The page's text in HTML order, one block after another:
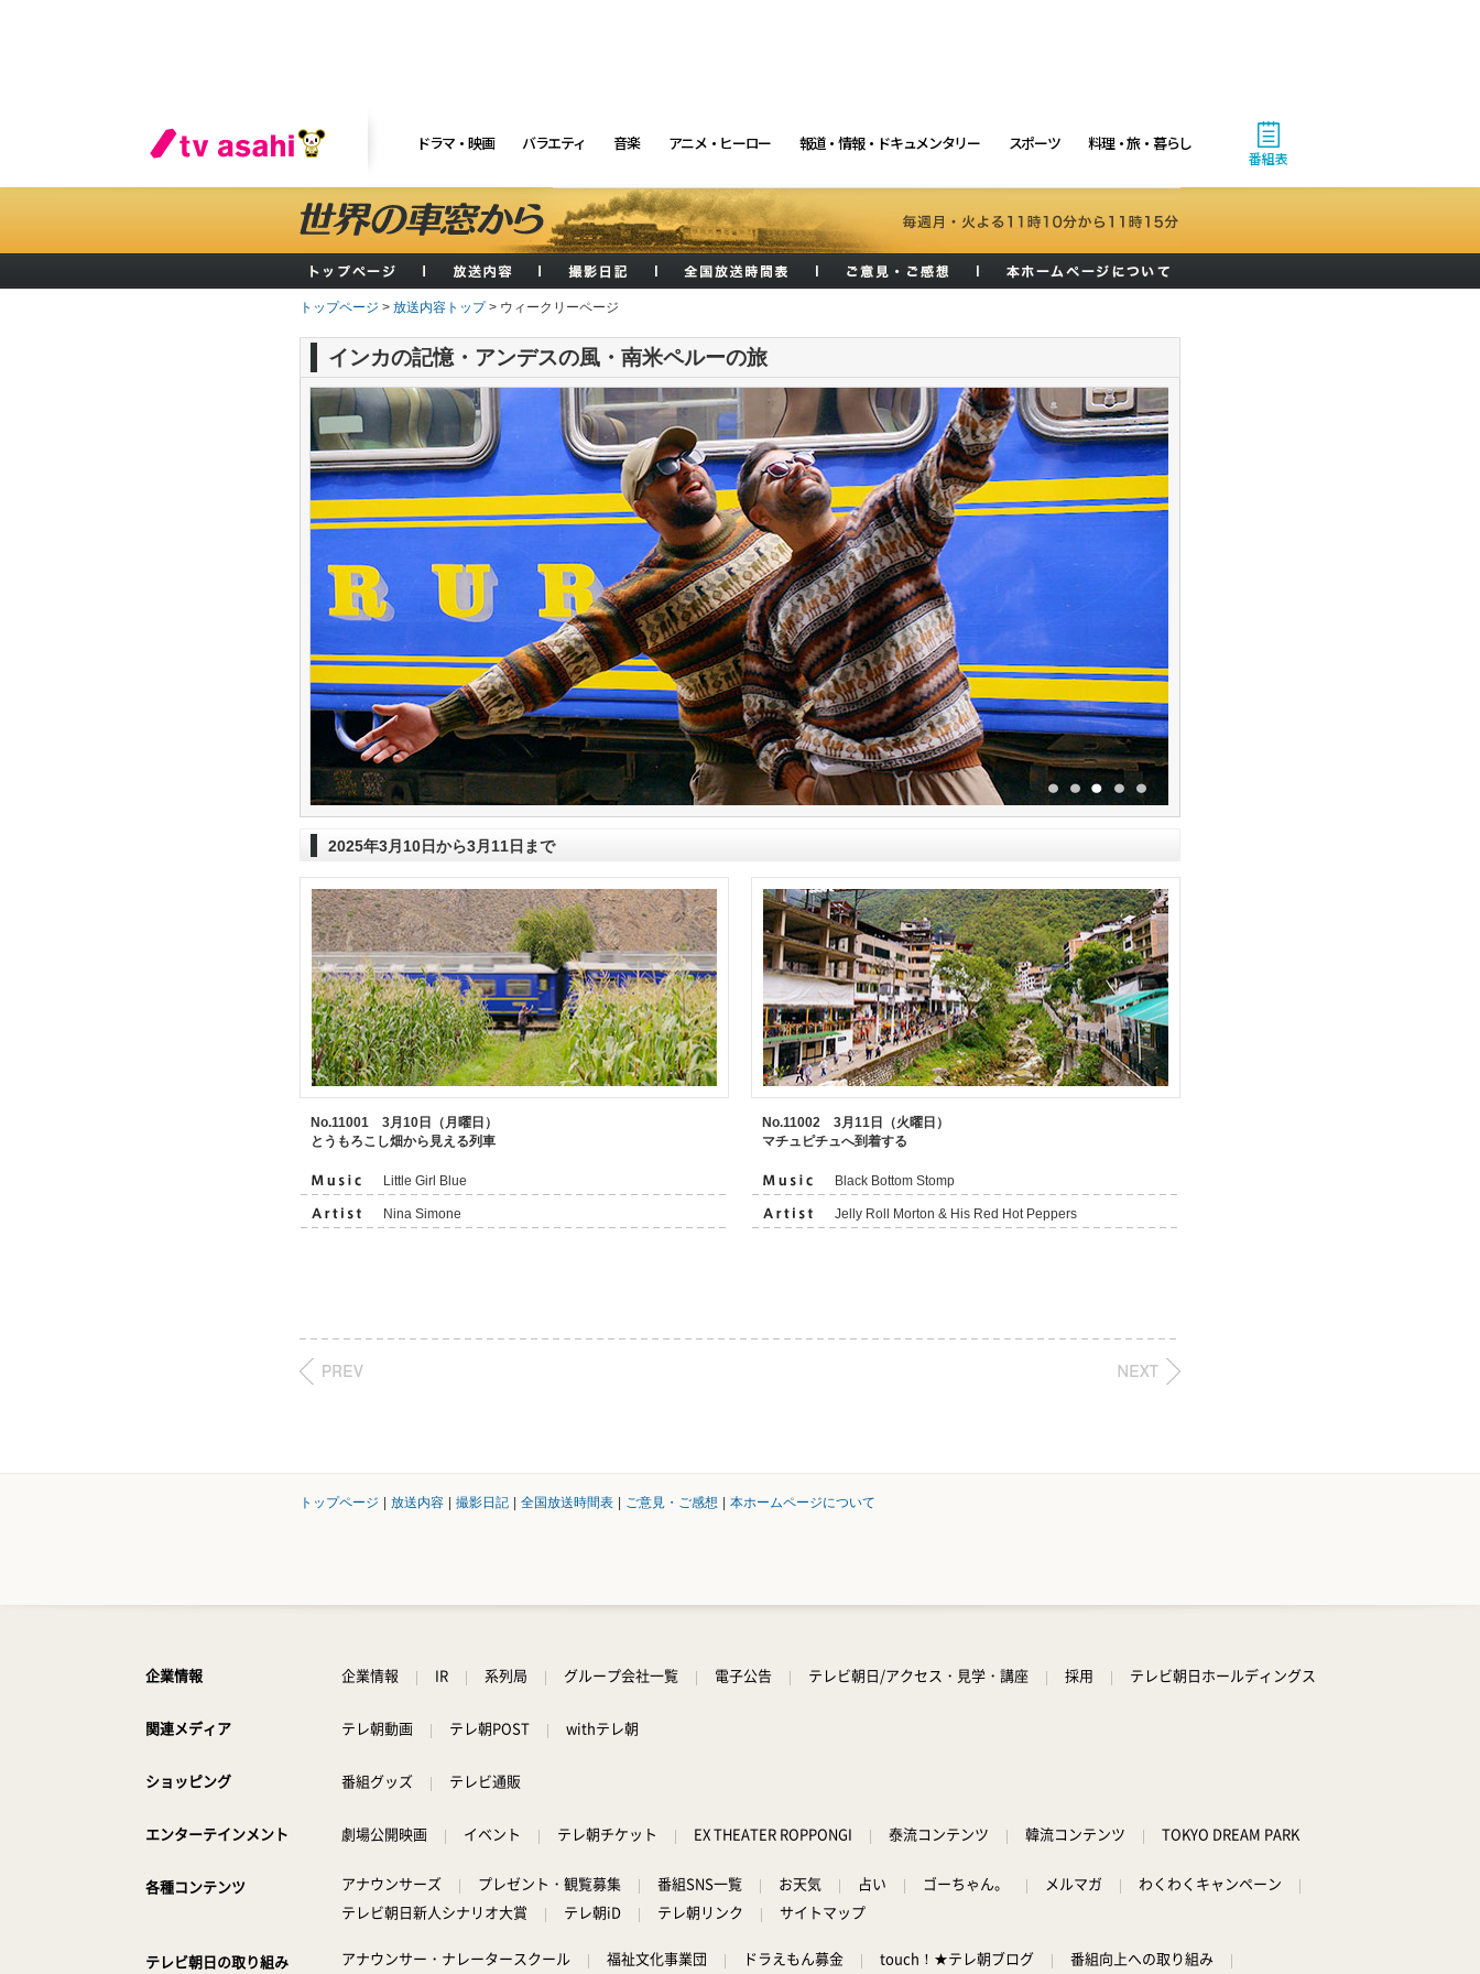
ドラマ・映画 バラエティ 音楽 アニメ・ヒーロー 報道・情報・ドキュメンタリー スポーツ 料理・旅・暮らし
番組表
トップページ > 放送内容トップ> ウィークリーページ
インカの記憶・アンデスの風・南米ペルーの旅
2025年3月10日から3月11日まで
No.11001 3月10日（月曜日）
とうもろこし畑から見える列車
Little Girl Blue
Nina Simone
No.11002 3月11日（火曜日）
マチュピチュへ到着する
Black Bottom Stomp
Jelly Roll Morton & His Red Hot Peppers
トップページ 放送内容 撮影日記 全国放送時間表 ご意見・ご感想 本ホームページについて
企業情報 企業情報 IR 系列局 グループ会社一覧 電子公告 テレビ朝日/アクセス・見学・講座 採用 テレビ朝日ホールディングス
関連メディア テレ朝動画 テレ朝POST withテレ朝
ショッピング 番組グッズ テレビ通販
エンターテインメント 劇場公開映画 イベント テレ朝チケット EX THEATER ROPPONGI 泰流コンテンツ 韓流コンテンツ TOKYO DREAM PARK
各種コンテンツ アナウンサーズ プレゼント・観覧募集 番組SNS一覧 お天気 占い ゴーちゃん。 メルマガ
わくわくキャンペーン
テレビ朝日新人シナリオ大賞
テレ朝iD テレ朝リンク サイトマップ
テレビ朝日の取り組み アナウンサー・ナレータースクール 福祉文化事業団 ドラえもん募金 touch！★テレ朝ブログ 番組向上への取り組み